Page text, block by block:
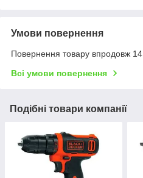
Умови повернення
Повернення товару впродовж 14
Всі умови повернення
Подібні товари компанії